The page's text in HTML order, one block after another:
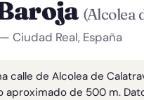
(Alcolea
— Ciudad Real, España
calle de Alcolea de
aproximado de 500 m.